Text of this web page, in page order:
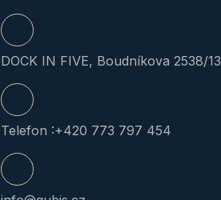
DOCK IN FIVE, Boudníkova 2538/13
Telefon :+420 773 797 454